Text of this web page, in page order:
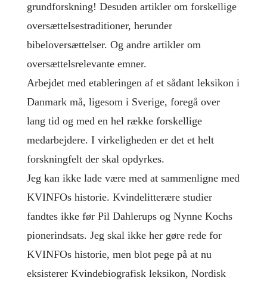
grundforskning! Desuden artikler om forskellige
oversættelsestraditioner, herunder
bibeloversættelser. Og andre artikler om
oversættelsrelevante emner.
Arbejdet med etableringen af et sådant leksikon i
Danmark må, ligesom i Sverige, foregå over
lang tid og med en hel række forskellige
medarbejdere. I virkeligheden er det et helt
forskningfelt der skal opdyrkes.
Jeg kan ikke lade være med at sammenligne med
KVINFOs historie. Kvindelitterære studier
fandtes ikke før Pil Dahlerups og Nynne Kochs
pionerindsats. Jeg skal ikke her gøre rede for
KVINFOs historie, men blot pege på at nu
eksisterer Kvindebiografisk leksikon, Nordisk